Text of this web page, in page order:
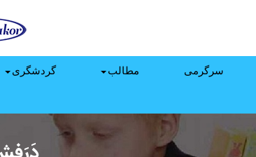
سرگرمی مطالب گردشگری